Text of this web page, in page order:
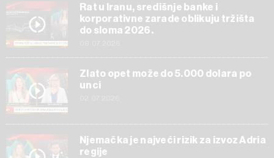
Rat u Iranu, središnje banke i
korporativne zarade oblikuju tržišta
do sloma 2026.
Zlato opet može do 5.000 dolara po
unci
Njemačka je najveći rizik za izvoz Adria
regije